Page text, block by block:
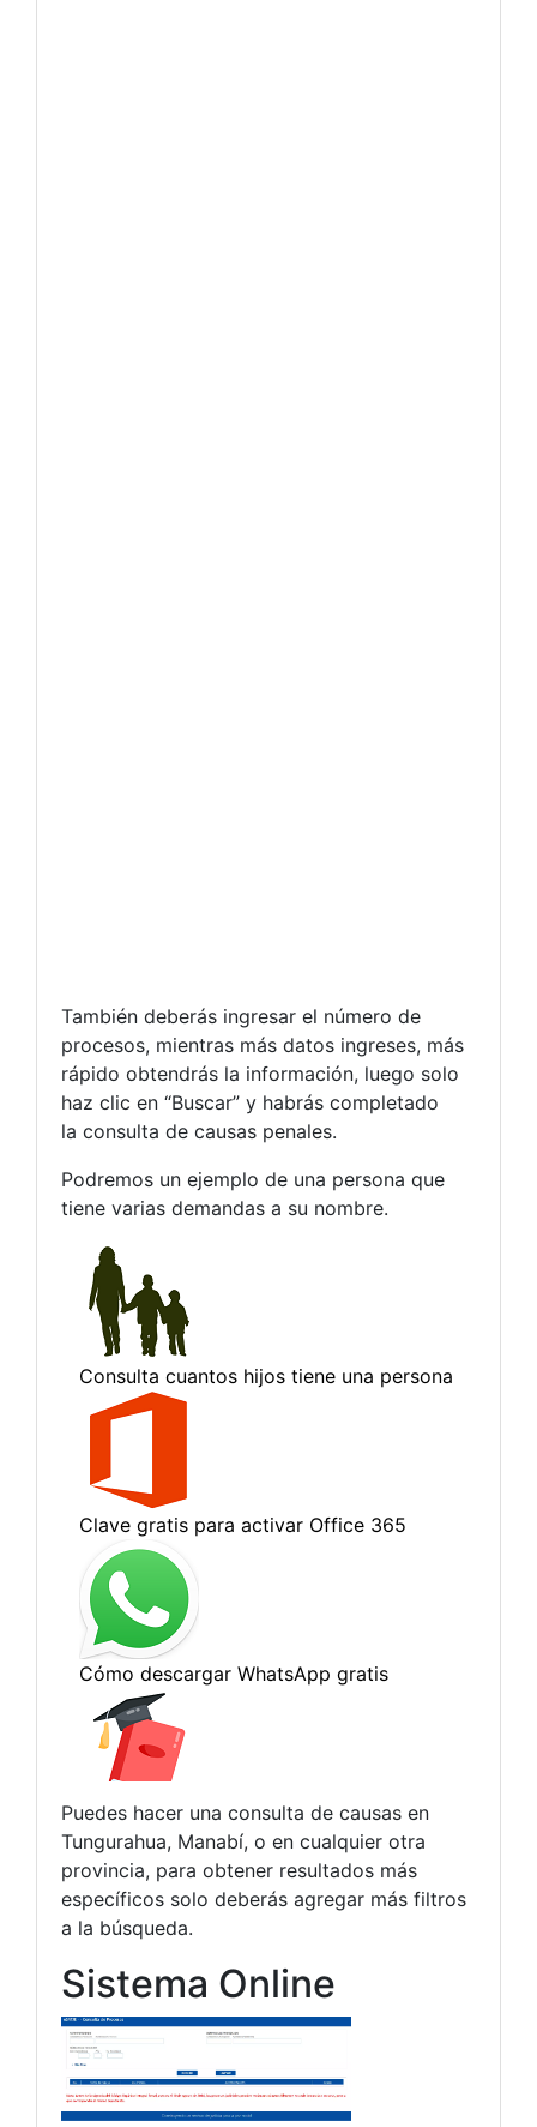
También deberás ingresar el número de
procesos, mientras más datos ingreses, más
rápido obtendrás la información, luego solo
haz clic en “Buscar” y habrás completado
la consulta de causas penales.
Podremos un ejemplo de una persona que
tiene varias demandas a su nombre.
Puedes hacer una consulta de causas en
Tungurahua, Manabí, o en cualquier otra
provincia, para obtener resultados más
específicos solo deberás agregar más filtros
a la búsqueda.
Sistema Online